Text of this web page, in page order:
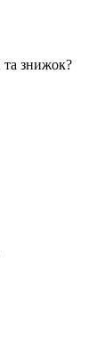
та знижок?